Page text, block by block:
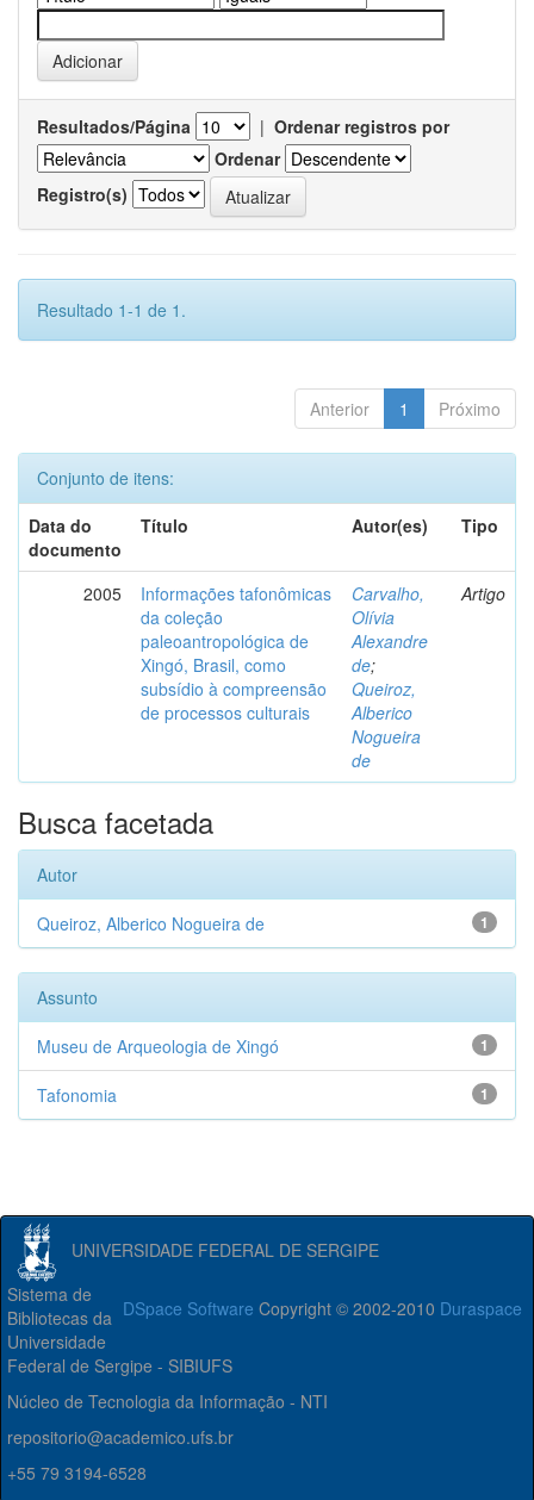
Resultados/Página | Ordenar registros por
Ordenar
Registro(s)
Resultado 1-1 de 1.
Anterior 1 Próximo
Conjunto de itens:
Data do
documento
Título Autor(es) Tipo
2005
Informações tafonômicas
da coleção
paleoantropológica de
Xingó, Brasil, como
subsídio à compreensão
de processos culturais
Carvalho,
Olívia
Alexandre
de;
Queiroz,
Alberico
Nogueira
de
Artigo
Busca facetada
Autor
1
Queiroz, Alberico Nogueira de
Assunto
1
Museu de Arqueologia de Xingó
1
Tafonomia
UNIVERSIDADE FEDERAL DE SERGIPE
DSpace Software Copyright © 2002-2010 Duraspace
Sistema de
Bibliotecas da
Universidade
Federal de Sergipe - SIBIUFS
Núcleo de Tecnologia da Informação - NTI
repositorio@academico.ufs.br
+55 79 3194-6528